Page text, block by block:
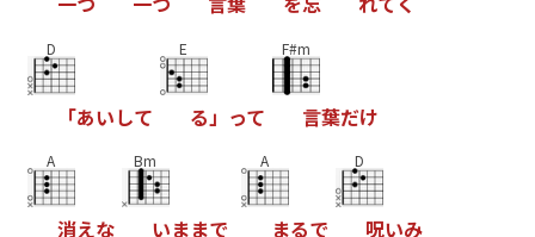
D
「あいして
E
る 」 って
F#m
言葉だけ
A
消えな
Bm
いままで
A
まるで
D
呪いみ